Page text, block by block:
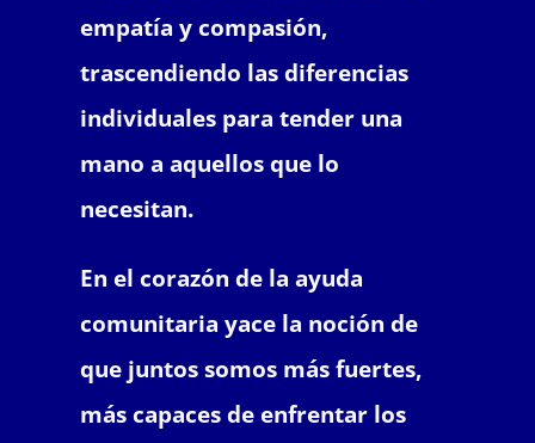
empatía y compasión,
trascendiendo las diferencias
individuales para tender una
mano a aquellos que lo
necesitan.
En el corazón de la ayuda
comunitaria yace la noción de
que juntos somos más fuertes,
más capaces de enfrentar los